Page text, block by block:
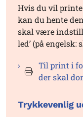
Hvis du vil
kan du hente
skal være
led’ (på engelsk:
Til print i
der skal
Trykkevenlig